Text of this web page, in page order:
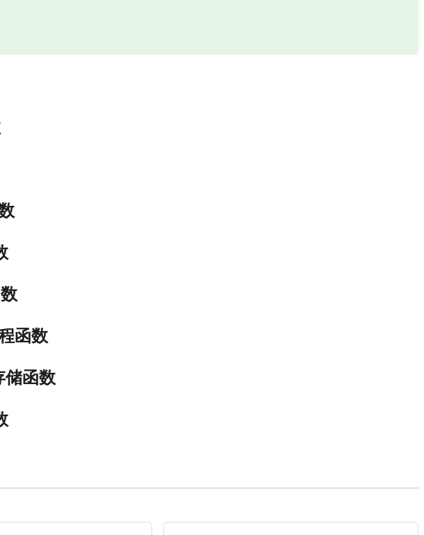
函数
函数